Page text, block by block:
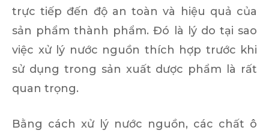
trực tiếp đến độ an toàn và hiệu quả của
sản phẩm thành phẩm. Đó là lý do tại sao
việc xử lý nước nguồn thích hợp trước khi
sử dụng trong sản xuất dược phẩm là rất
quan trọng.
Bằng cách xử lý nước nguồn, các chất ô